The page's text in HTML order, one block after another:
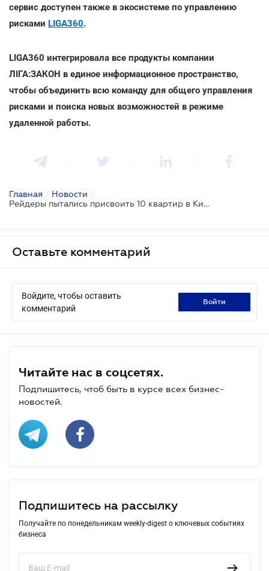
сервис доступен также в экосистеме по управлению
рисками LIGA360.
LIGA360 интегрировала все продукты компании
ЛІГА:ЗАКОН в единое информационное пространство,
чтобы объединить всю команду для общего управления
рисками и поиска новых возможностей в режиме
удаленной работы.
Главная / Новости /
Рейдеры пытались присвоить 10 квартир в Киеве
Оставьте комментарий
Войдите, чтобы оставить
комментарий
войти
Читайте нас в соцсетях.
Подпишитесь, чтоб быть в курсе всех бизнес-
новостей.
Подпишитесь на рассылку
Получайте по понедельникам weekly-digest о ключевых событиях
бизнеса